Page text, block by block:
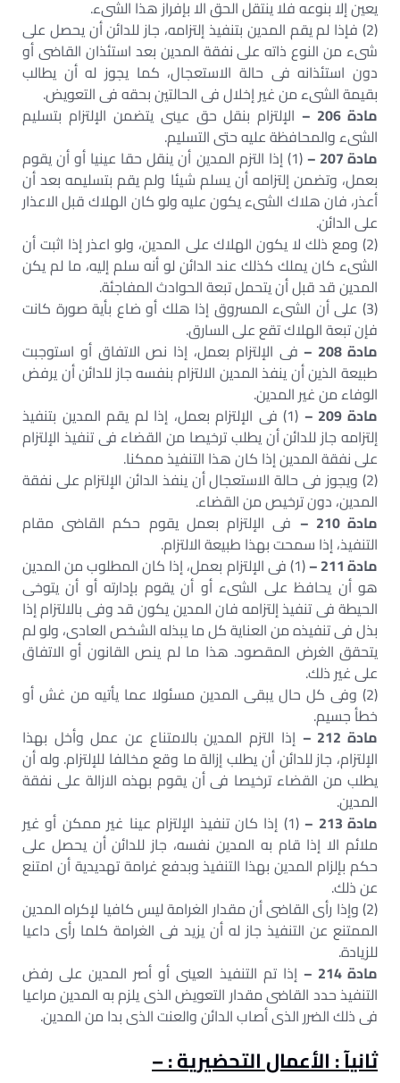
يعين إلا بنوعه فلا ينتقل الحق الا بإفراز هذا الشىء.
(2) فإذا لم يقم المدين بتنفيذ إلتزامه، جاز للدائن أن يحصل على
شىء من النوع ذاته على نفقة المدين بعد استئذان القاضى أو
دون استئذانه فى حالة الاستعجال، كما يجوز له أن يطالب
بقيمة الشىء من غير إخلال فى الحالتين بحقه فى التعويض.
مادة 206 –
الإلتزام بنقل حق عينى يتضمن الإلتزام بتسليم
الشىء والمحافظة عليه حتى التسليم.
مادة 207 –
(1) إذا التزم المدين أن ينقل حقا عينيا أو أن يقوم
بعمل، وتضمن إلتزامه أن يسلم شيئا ولم يقم بتسليمه بعد أن
أعذر، فان هلاك الشىء يكون عليه ولو كان الهلاك قبل الاعذار
على الدائن.
(2) ومع ذلك لا يكون الهلاك على المدين، ولو اعذر إذا اثبت أن
الشىء كان يملك كذلك عند الدائن لو أنه سلم إليه، ما لم يكن
المدين قد قبل أن يتحمل تبعة الحوادث المفاجئة.
(3) على أن الشىء المسروق إذا هلك أو ضاع بأية صورة كانت
فإن تبعة الهلاك تقع على السارق.
مادة 208 –
فى الإلتزام بعمل، إذا نص الاتفاق أو استوجبت
طبيعة الذين أن ينفذ المدين الالتزام بنفسه جاز للدائن أن يرفض
الوفاء من غير المدين.
مادة 209 –
(1) فى الإلتزام بعمل، إذا لم يقم المدين بتنفيذ
إلتزامه جاز للدائن أن يطلب ترخيصا من القضاء فى تنفيذ الإلتزام
على نفقة المدين إذا كان هذا التنفيذ ممكنا.
(2) ويجوز فى حالة الاستعجال أن ينفذ الدائن الإلتزام على نفقة
المدين، دون ترخيص من القضاء.
مادة 210 –
فى الإلتزام بعمل يقوم حكم القاضى مقام
التنفيذ، إذا سمحت بهذا طبيعة الالتزام.
مادة 211 –
(1) فى الإلتزام بعمل، إذا كان المطلوب من المدين
هو أن يحافظ على الشىء أو أن يقوم بإدارته أو أن يتوخى
الحيطة فى تنفيذ إلتزامه فان المدين يكون قد وفى بالالتزام إذا
بذل فى تنفيذه من العناية كل ما يبذله الشخص العادى، ولو لم
يتحقق الغرض المقصود. هذا ما لم ينص القانون أو الاتفاق
على غير ذلك.
(2) وفى كل حال يبقى المدين مسئولا عما يأتيه من غش أو
خطأ جسيم.
مادة 212 –
إذا التزم المدين بالامتناع عن عمل وأخل بهذا
الإلتزام، جاز للدائن أن يطلب إزالة ما وقع مخالفا للإلتزام. وله أن
يطلب من القضاء ترخيصا فى أن يقوم بهذه الازالة على نفقة
المدين.
مادة 213 –
(1) إذا كان تنفيذ الإلتزام عينا غير ممكن أو غير
ملائم الا إذا قام به المدين نفسه، جاز للدائن أن يحصل على
حكم بإلزام المدين بهذا التنفيذ وبدفع غرامة تهديدية أن امتنع
عن ذلك.
(2) وإذا رأى القاضى أن مقدار الغرامة ليس كافيا لإكراه المدين
الممتنع عن التنفيذ جاز له أن يزيد فى الغرامة كلما رأى داعيا
للزيادة.
مادة 214 –
إذا تم التنفيذ العينى أو أصر المدين على رفض
التنفيذ حدد القاضى مقدار التعويض الذى يلزم به المدين مراعيا
فى ذلك الضرر الذى أصاب الدائن والعنت الذى بدا من المدين.
ثانيآ : الأعمال التحضيرية : –